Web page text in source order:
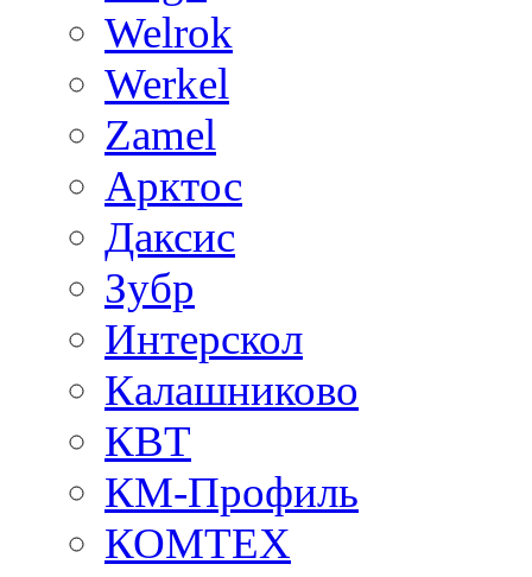
Welrok
Werkel
Zamel
Арктос
Даксис
Зубр
Интерскол
Калашниково
КВТ
КМ-Профиль
КОМТЕХ